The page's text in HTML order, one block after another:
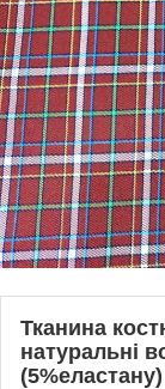
Тканина
натуральні